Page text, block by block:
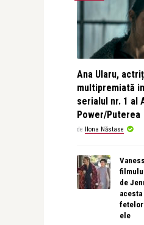
Ana Ularu,
multipremiată
serialul nr. 1 al
Power/Puterea
de Ilona Năstase
de
fetelor
ele